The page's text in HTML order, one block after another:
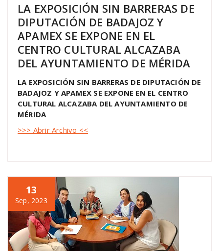
LA EXPOSICIÓN SIN BARRERAS DE
DIPUTACIÓN DE BADAJOZ Y
APAMEX SE EXPONE EN EL
CENTRO CULTURAL ALCAZABA
DEL AYUNTAMIENTO DE MÉRIDA
LA EXPOSICIÓN SIN BARRERAS DE DIPUTACIÓN DE
BADAJOZ Y APAMEX SE EXPONE EN EL CENTRO
CULTURAL ALCAZABA DEL AYUNTAMIENTO DE
MÉRIDA
>>> Abrir Archivo <<
13
Sep, 2023